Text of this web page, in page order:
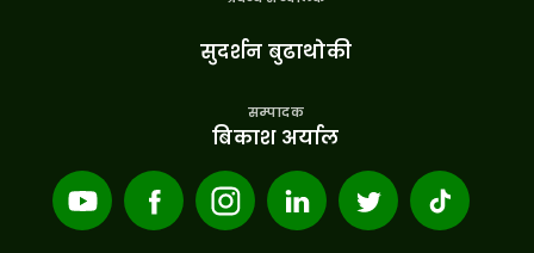
सुदर्शन बुढाथोकी
सम्पादक
बिकाश अर्याल